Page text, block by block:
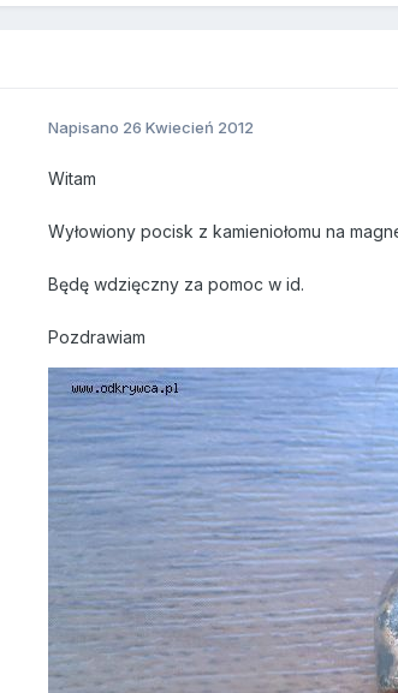
Napisano 26 Kwiecień 2012
Witam
Wyłowiony pocisk z kamieniołomu na
Będę wdzięczny za pomoc w id.
Pozdrawiam